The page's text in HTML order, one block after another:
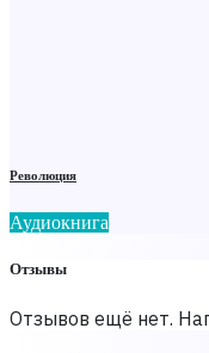
Революция
Аудиокнига
Отзывы
Отзывов ещё нет.